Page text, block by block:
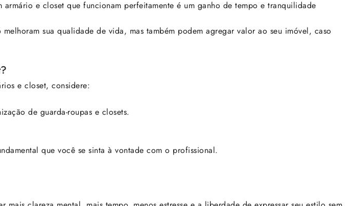
e closet que funcionam perfeitamente é um ganho de tempo e tranquilidade
sua qualidade de vida, mas também podem agregar valor ao seu imóvel, caso
e closet, considere:
de guarda-roupas e closets.
que você se sinta à vontade com o profissional.